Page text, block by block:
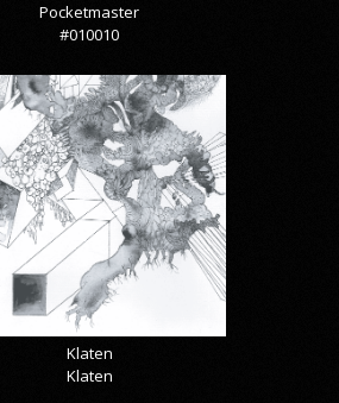
Pocketmaster
#010010
Klaten
Klaten